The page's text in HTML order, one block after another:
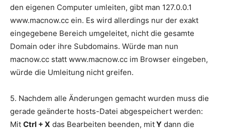
den eigenen Computer umleiten, gibt man 127.0.0.1
www.macnow.cc ein. Es wird allerdings nur der exakt
eingegebene Bereich umgeleitet, nicht die gesamte
Domain oder ihre Subdomains. Würde man nun
macnow.cc statt www.macnow.cc im Browser eingeben,
würde die Umleitung nicht greifen.
5. Nachdem alle Änderungen gemacht wurden muss die
gerade geänderte hosts-Datei abgespeichert werden:
Mit Ctrl + X das Bearbeiten beenden, mitY dann die